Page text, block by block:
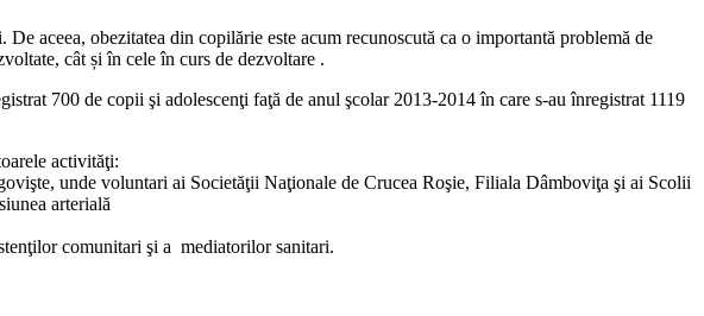
aceea, obezitatea din copilărie este acum recunoscută ca o importantă problemă de
cât și în cele în curs de dezvoltare .
700 de copii şi adolescenţi faţă de anul şcolar 2013-2014 în care s-au înregistrat 1119
activităţi:
unde voluntari ai Societăţii Naţionale de Crucea Roşie, Filiala Dâmboviţa şi ai Scolii
arterială
comunitari şi a mediatorilor sanitari.